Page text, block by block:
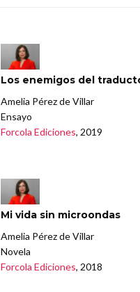
Los enemigos del
Amelia Pérez de Villar
Ensayo
Forcola Ediciones, 2019
Mi vida sin microondas
Amelia Pérez de Villar
Novela
Forcola Ediciones, 2018